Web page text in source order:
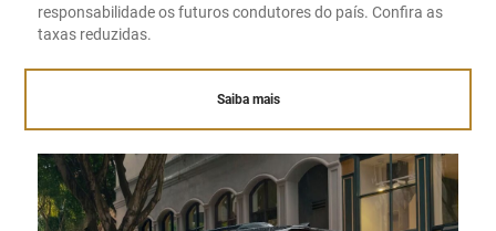
responsabilidade os futuros condutores do país. Confira as
taxas reduzidas.
Saiba mais